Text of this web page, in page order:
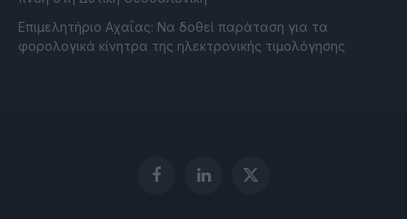
Επιμελητήριο Αχαΐας: Να δοθεί παράταση για τα
φορολογικά κίνητρα της ηλεκτρονικής τιμολόγησης
FacebookLinkedInX